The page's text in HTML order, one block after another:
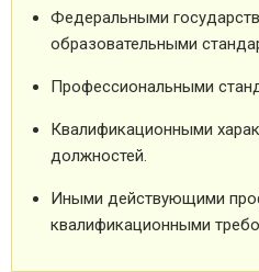
Федеральными
образовательными
Профессиональными
Квалификационными
должностей.
Иными действующими
квалификационными